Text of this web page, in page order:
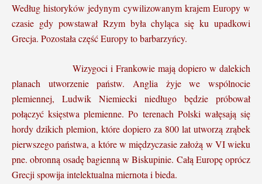
Według historyków jedynym cywilizowanym krajem Europy w
czasie gdy powstawał Rzym była chyląca się ku upadkowi
Grecja. Pozostała część Europy to barbarzyńcy.
Wizygoci i Frankowie mają dopiero w dalekich
planach utworzenie państw. Anglia żyje we wspólnocie
plemiennej, Ludwik Niemiecki niedługo będzie próbował
połączyć księstwa plemienne. Po terenach Polski wałęsają się
hordy dzikich plemion, które dopiero za 800 lat utworzą zrąbek
pierwszego państwa, a które w międzyczasie założą w VI wieku
pne. obronną osadę bagienną w Biskupinie. Całą Europę oprócz
Grecji spowija intelektualna miernota i bieda.